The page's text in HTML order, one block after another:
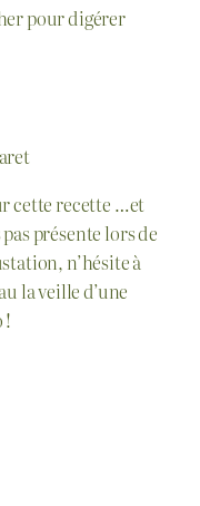
pour digérer
cette recette …et
présente lors de
n’hésite à
la veille d’une
!